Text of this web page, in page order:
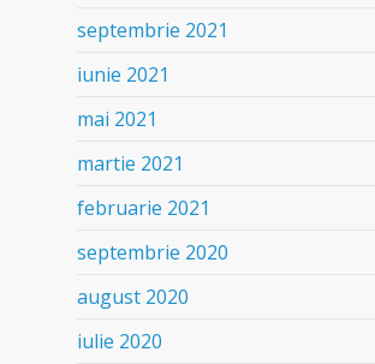
septembrie 2021
iunie 2021
mai 2021
martie 2021
februarie 2021
septembrie 2020
august 2020
iulie 2020